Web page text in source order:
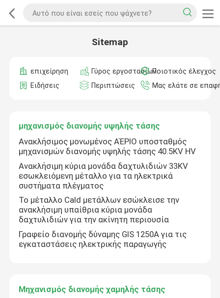
Sitemap
επιχείρηση Γύρος εργοστασίωνΠοιοτικός έλεγχος
Ειδήσεις
Περιπτώσεις Μας ελάτε σε
μηχανισμός διανομής υψηλής τάσης
Ανακλήσιμος μονωμένος ΑΈΡΙΟ υποσταθμός
μηχανισμών διανομής υψηλής τάσης 40.5KV HV
Ανακλήσιμη κύρια μονάδα δαχτυλιδιών 33KV
εσωκλειόμενη μέταλλο για τα ηλεκτρικά
συστήματα πλέγματος
Το μέταλλο Cald μετάλλων εσώκλεισε την
ανακλήσιμη υπαίθρια κύρια μονάδα
δαχτυλιδιών για την ακίνητη περιουσία
Γραφείο διανομής δύναμης GIS 1250A για τις
εγκαταστάσεις ηλεκτρικής παραγωγής
Μηχανισμός διανομής χαμηλής τάσης